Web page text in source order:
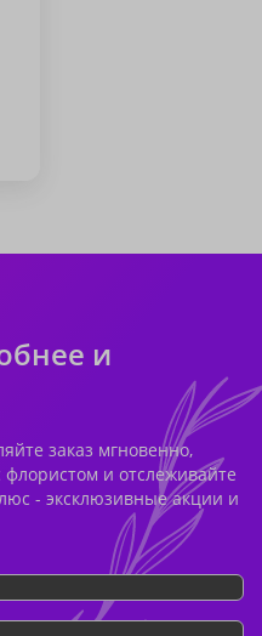
и
заказ мгновенно,
флористом и отслеживайте
- эксклюзивные акции и